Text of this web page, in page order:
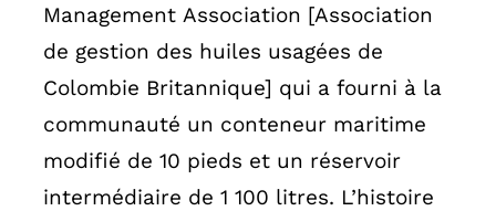
Management Association [Association
de gestion des huiles usagées de
Colombie Britannique] qui a fourni à la
communauté un conteneur maritime
modifié de 10 pieds et un réservoir
intermédiaire de 1 100 litres. L’histoire